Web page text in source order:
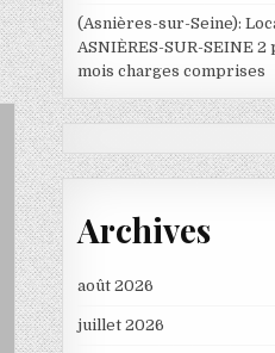
(Asnières-sur-Seine):
ASNIÈRES-SUR-SEINE 2
mois charges comprises
Archives
août 2026
juillet 2026